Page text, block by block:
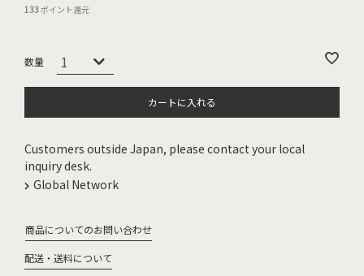
133ポイント還元
カートに入れる
Customers outside Japan, please contact your local
inquiry desk.
Global Network
商品についてのお問い合わせ
配送・送料について